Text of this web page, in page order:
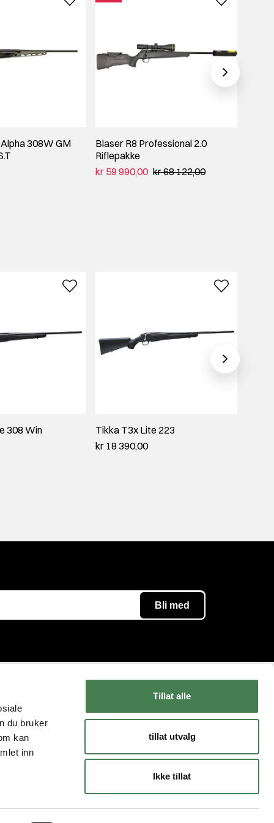
du bruker
kan
inn
Tillat alle
tillat utvalg
Ikke tillat
308W GM
Blaser R8 Professional 2.0
Riflepakke
kr 59 990,00 kr 68 122,00
308 Win
Tikka T3x Lite 223
kr 18 390,00
Følg oss
Instagram
Kundeservice
Levering og retur